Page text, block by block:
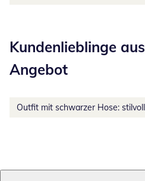
Kundenlieblinge
Angebot
Outfit mit schwarzer Hose: